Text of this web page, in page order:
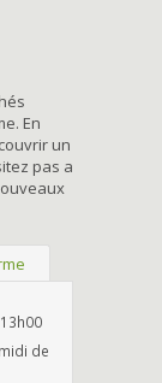
En
un
pas a
de